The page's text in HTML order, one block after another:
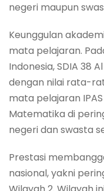
negeri maupun
Keunggulan
mata pelajaran.
Indonesia, SDIA 38
dengan nilai rata-
mata pelajaran
Matematika di
negeri dan swasta
Prestasi
nasional, yakni